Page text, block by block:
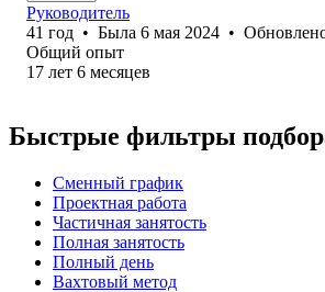
Руководитель
41 год • Была 6 мая 2024 •
Общий опыт
17 лет 6 месяцев
Быстрые фильтры
Сменный график
Проектная работа
Частичная занятость
Полная занятость
Полный день
Вахтовый метод